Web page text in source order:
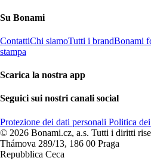
Su Bonami
ContattiChi siamoTutti i brandBonami
stampa
Scarica la nostra app
Seguici sui nostri canali social
Protezione dei dati personali Politica
© 2026 Bonami.cz, a.s. Tutti i diritti
Thámova 289/13, 186 00 Praga
Repubblica Ceca